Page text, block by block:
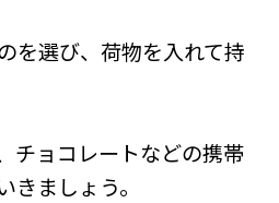
を選び、荷物を入れて持
チョコレートなどの携帯
きましょう。